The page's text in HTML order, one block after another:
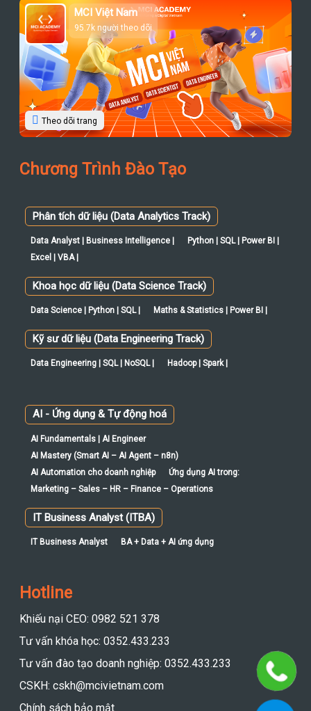
MCI Việt Nam
95.7k người theo dõi
Theo dõi trang
Chương Trình Đào Tạo
Phân tích dữ liệu (Data Analytics Track)
Data Analyst | Business Intelligence |
Python | SQL | Power BI |
Excel | VBA |
Khoa học dữ liệu (Data Science Track)
Data Science | Python | SQL | Maths & Statistics | Power BI |
Kỹ sư dữ liệu (Data Engineering Track)
Data Engineering | SQL | NoSQL | Hadoop | Spark |
AI - Ứng dụng & Tự động hoá
AI Fundamentals | AI Engineer
AI Mastery (Smart AI – AI Agent – n8n)
AI Automation cho doanh nghiệp
Ứng dụng AI trong:
Marketing – Sales – HR – Finance – Operations
IT Business Analyst (ITBA)
IT Business Analyst BA + Data + AI ứng dụng
Hotline
Khiếu nại CEO: 0982 521 378
Tư vấn khóa học: 0352.433.233
Tư vấn đào tạo doanh nghiệp: 0352.433.233
CSKH: cskh@mcivietnam.com
Chính sách bảo mật